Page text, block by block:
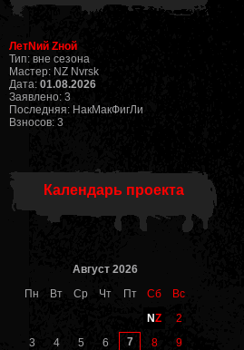
ЛетNий Zной
Тип: вне сезона
Мастер: NZ Nvrsk
Дата: 01.08.2026
Заявлено: 3
Последняя: НакМакФигЛи
Взносов: 3
Календарь проекта
Август 2026
Пн
Вт Ср Чт Пт Сб
Вс
NZ
2
3
4 5 6 7 8
9